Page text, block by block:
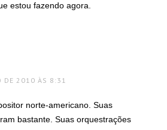
estou fazendo agora.
DE 2010 ÀS 8:31
norte-americano. Suas
bastante. Suas orquestrações